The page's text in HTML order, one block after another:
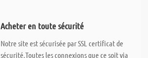
Acheter en toute sécurité
Notre site est sécurisée par SSL certificat de
sécurité.Toutes les connexions que ce soit via